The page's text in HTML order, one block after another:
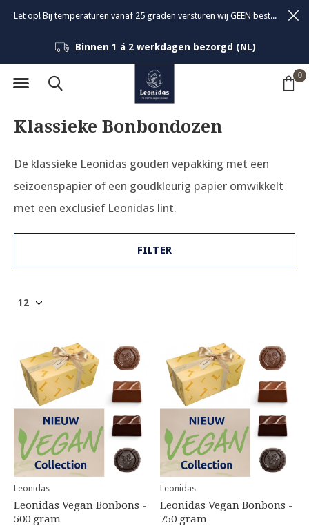
0
Binnen 1 á 2 werkdagen bezorgd (NL)
Let op! Bij temperaturen vanaf 25 graden versturen wij GEEN bestellingen om de kwaliteit van de bonbons te garanderen.
Klassieke Bonbondozen
De klassieke Leonidas gouden vepakking met een
seizoenspapier of een goudkleurig papier omwikkelt
met een exclusief Leonidas lint.
FILTER
Leonidas
Leonidas Vegan Bonbons -
500 gram
Leonidas
Leonidas Vegan Bonbons -
750 gram